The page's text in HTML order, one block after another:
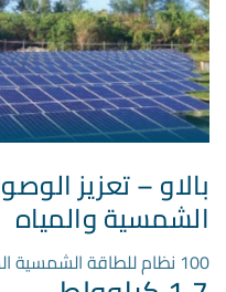
بالاو – تعزيز
الشمسية والمياه
100 نظام للطاقة الشمسية المنزلية باستطاعة